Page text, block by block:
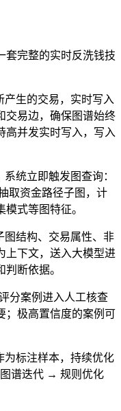
套完整的实时反洗钱技
产生的交易，实时写入
交易边，确保图谱始终
高并发实时写入，写入
统立即触发图查询：
取资金路径子图，计
式等图特征。
图结构、交易属性、非
上下文，送入大模型进
断依据。
分案例进入人工核查
；极高置信度的案例可
为标注样本，持续优化
谱迭代 → 规则优化